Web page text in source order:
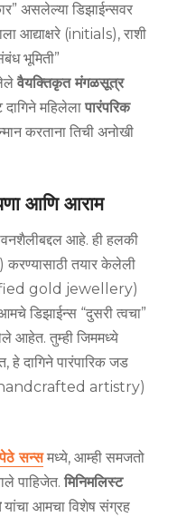
असलेल्या डिझाईन्सवर
आद्याक्षरे (initials), राशी
भूमिती”
वैयक्तिकृत मंगळसूत्र
महिलेलापारंपरिक
करताना तिची अनोखी
आणि आराम
आहे. ही हलकी
तयार केलेली
gold jewellery)
डिझाईन्स “दुसरी त्वचा”
आहेत. तुम्ही जिममध्ये
हे दागिने पारंपारिक जड
artistry)
पेठे सन्समध्ये, आम्ही समजतो
पाहिजेत.मिनिमलिस्ट
यांचा आमचा विशेष संग्रह